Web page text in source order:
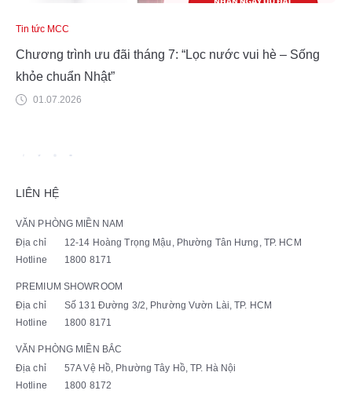
Tin tức MCC
Chương trình ưu đãi tháng 7: “Lọc nước vui hè – Sống
khỏe chuẩn Nhật”
01.07.2026
LIÊN HỆ
VĂN PHÒNG MIỀN NAM
Địa chỉ
12-14 Hoàng Trọng Mậu, Phường Tân Hưng, TP. HCM
Hotline
1800 8171
PREMIUM SHOWROOM
Địa chỉ
Số 131 Đường 3/2, Phường Vườn Lài, TP. HCM
Hotline
1800 8171
VĂN PHÒNG MIỀN BẮC
Địa chỉ
57A Vệ Hồ, Phường Tây Hồ, TP. Hà Nội
Hotline
1800 8172